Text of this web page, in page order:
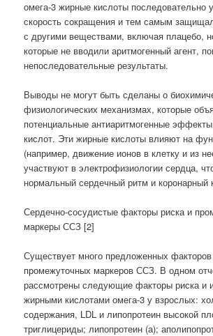
омега-3 жирные кислоты последовательно
скорость сокращения и тем самым
с другими веществами, включая плацебо,
которые не вводили аритмогенный агент,
непоследовательные результаты.
Выводы не могут быть сделаны о
физиологических механизмах, которые
потенциальные антиаритмогенные
кислот. Эти жирные кислоты влияют на
(например, движение ионов в клетку и из
участвуют в электрофизиологии сердца,
нормальный сердечный ритм и коронарный
Сердечно-сосудистые факторы риска и
маркеры ССЗ [2]
Существует много предложенных факторов
промежуточных маркеров ССЗ. В одном
рассмотрены следующие факторы риска и
жирными кислотами омега-3 у взрослых:
содержания, LDL и липопротеин высокой
триглицериды; липопротеин (а);